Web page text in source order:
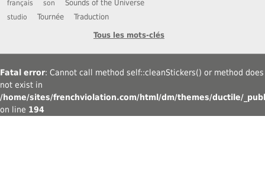
français
son Sounds of the Universe
studio Tournée Traduction
Tous les mots-clés
Fatal error: Cannot call method self::cleanStickers() or method does
not exist in
/home/sites/frenchviolation.com/html/dm/themes/ductile/
on line 194